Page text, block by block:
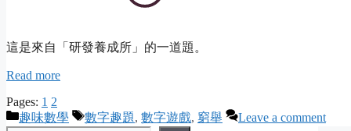
這是來自「研發養成所」的一道題。
Read more
Pages: 1 2
Categories
趣味數學 Tags
數字趣題, 數字遊戲, 窮舉 Leave a comment